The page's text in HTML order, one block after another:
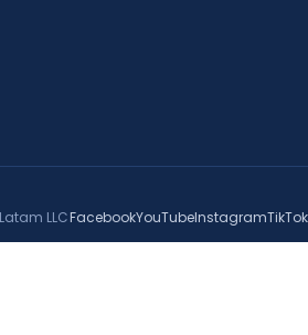
LLCFacebookYouTubeInstagramTikTok